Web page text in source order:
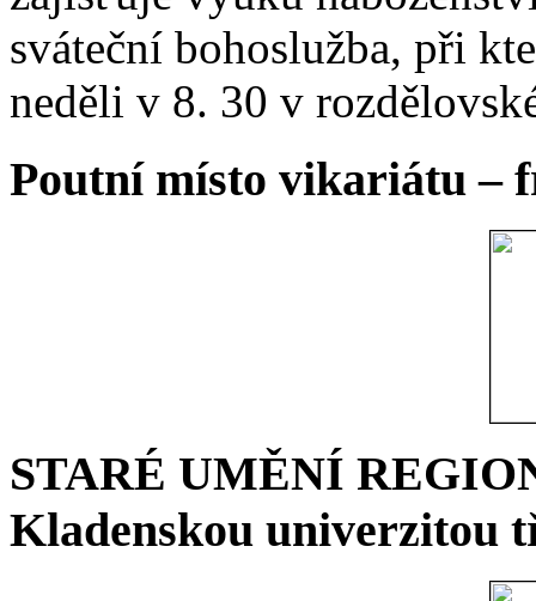
sváteční bohoslužba, při
neděli v 8. 30 v
Poutní místo vikariátu –
STARÉ UMĚNÍ
Kladenskou univerzitou